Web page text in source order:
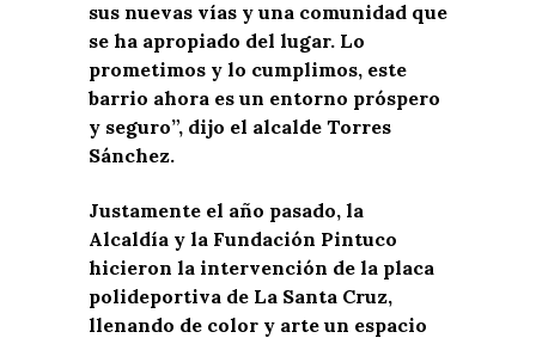
sus nuevas vías y una comunidad que
se ha apropiado del lugar. Lo
prometimos y lo cumplimos, este
barrio ahora es un entorno próspero
y seguro”, dijo el alcalde Torres
Sánchez.
Justamente el año pasado, la
Alcaldía y la Fundación Pintuco
hicieron la intervención de la placa
polideportiva de La Santa Cruz,
llenando de color y arte un espacio